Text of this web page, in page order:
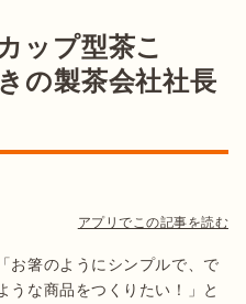
ップ型茶こ
の製茶会社社長
アプリでこの記事を読む
お箸のようにシンプルで、で
うな商品をつくりたい！」と